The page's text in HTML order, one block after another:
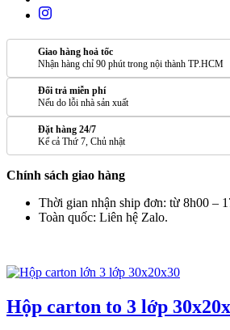
Giao hàng hoả tốc
Nhận hàng chỉ 90 phút trong nội thành TP.HCM
Đổi trả miễn phí
Nếu do lỗi nhà sản xuất
Đặt hàng 24/7
Kể cả Thứ 7, Chủ nhật
Chính sách giao hàng
Thời gian nhận ship đơn: từ 8h00 –
Toàn quốc: Liên hệ Zalo.
Hộp carton to 3 lớp